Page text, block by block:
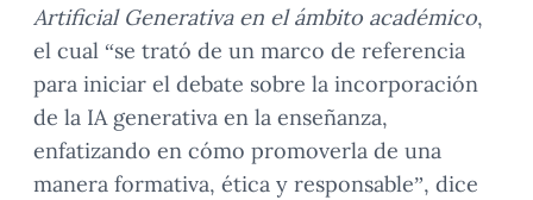
Artificial Generativa en el ámbito académico,
el cual “se trató de un marco de referencia
para iniciar el debate sobre la incorporación
de la IA generativa en la enseñanza,
enfatizando en cómo promoverla de una
manera formativa, ética y responsable”, dice